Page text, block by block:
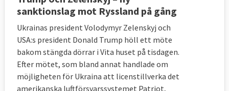
sanktionslag mot Ryssland på gång
Ukrainas president Volodymyr Zelenskyj och
USA:s president Donald Trump höll ett möte
bakom stängda dörrar i Vita huset på tisdagen.
Efter mötet, som bland annat handlade om
möjligheten för Ukraina att licenstillverka det
amerikanska luftförsvarssystemet Patriot,